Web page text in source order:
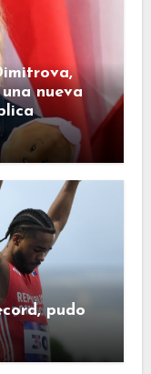
nueva
pudo